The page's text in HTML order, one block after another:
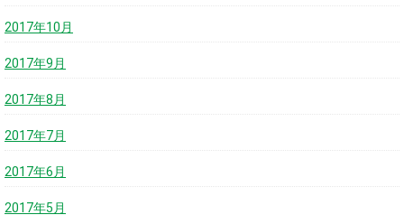
2017年10月
2017年9月
2017年8月
2017年7月
2017年6月
2017年5月